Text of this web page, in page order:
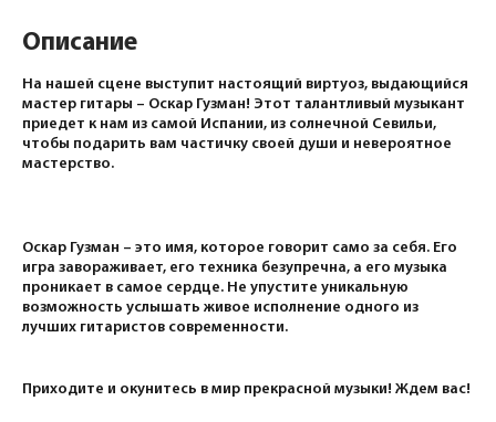
Описание
На нашей сцене выступит настоящий виртуоз, выдающийся
мастер гитары – Оскар Гузман! Этот талантливый музыкант
приедет к нам из самой Испании, из солнечной Севильи,
чтобы подарить вам частичку своей души и невероятное
мастерство.
Оскар Гузман – это имя, которое говорит само за себя. Его
игра завораживает, его техника безупречна, а его музыка
проникает в самое сердце. Не упустите уникальную
возможность услышать живое исполнение одного из
лучших гитаристов современности.
Приходите и окунитесь в мир прекрасной музыки! Ждем вас!